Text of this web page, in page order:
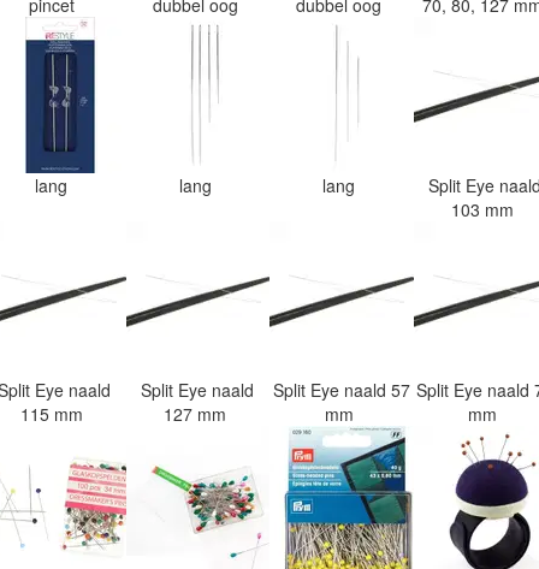
lang lang lang
Split Eye
103 mm
Eye naald
115 mm
Split Eye naald
127 mm
Split Eye naald 57
mm
Split Eye naald
mm